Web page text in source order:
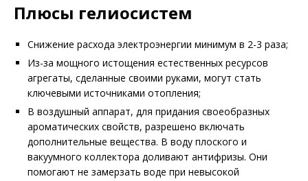
Плюсы гелиосистем
Снижение расхода электроэнергии минимум в 2-3 раза;
Из-за мощного истощения естественных ресурсов
агрегаты, сделанные своими руками, могут стать
ключевыми источниками отопления;
В воздушный аппарат, для придания своеобразных
ароматических свойств, разрешено включать
дополнительные вещества. В воду плоского и
вакуумного коллектора доливают антифризы. Они
помогают не замерзать воде при невысокой